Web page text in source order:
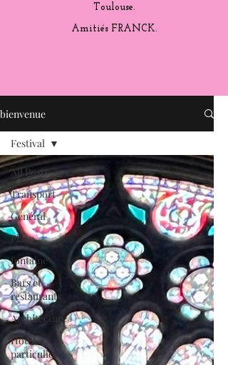
Toulouse.
Amitiés FRANCK.
bienvenue
All Posts
Transport
Général
Place
fontaine
Bars et
restaurants
Architecture
Hôtel
particulier
Festival